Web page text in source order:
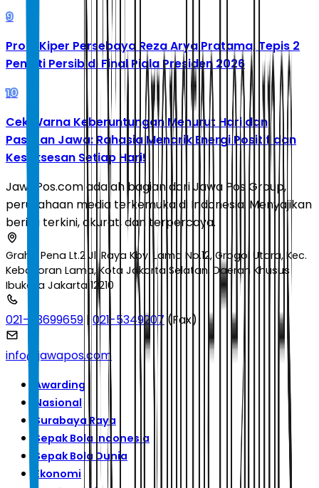
9
Profil Kiper Persebaya Reza Arya Pratama, Tepis 2
Penalti Persib di Final Piala Presiden 2026
10
Cek Warna Keberuntungan Menurut Hari dan
Pasaran Jawa: Rahasia Menarik Energi Positif dan
Kesuksesan Setiap Hari!
JawaPos.com adalah bagian dari Jawa Pos Group,
perusahaan media terkemuka di Indonesia. Menyajikan
berita terkini, akurat, dan terpercaya.
Graha Pena Lt.2 Jl. Raya Kby. Lama No.12, Grogol Utara, Kec.
Kebayoran Lama, Kota Jakarta Selatan, Daerah Khusus
Ibukota Jakarta 12210
021-53699659 | 021-5349207 (Fax)
info@jawapos.com
Awarding
Nasional
Surabaya Raya
Sepak Bola Indonesia
Sepak Bola Dunia
Ekonomi